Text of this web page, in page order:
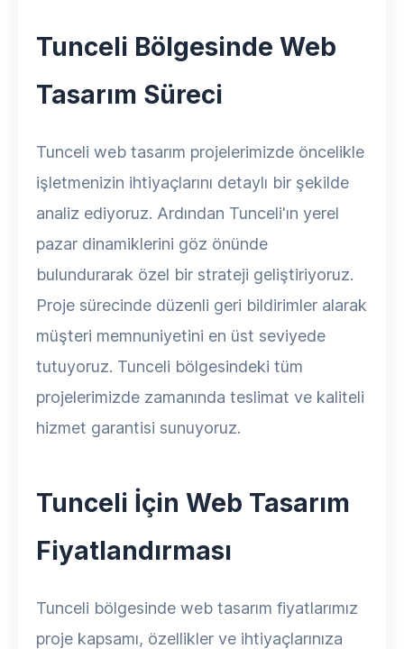
Tunceli Bölgesinde Web
Tasarım Süreci
Tunceli web tasarım projelerimizde öncelikle
işletmenizin ihtiyaçlarını detaylı bir şekilde
analiz ediyoruz. Ardından Tunceli'ın yerel
pazar dinamiklerini göz önünde
bulundurarak özel bir strateji geliştiriyoruz.
Proje sürecinde düzenli geri bildirimler alarak
müşteri memnuniyetini en üst seviyede
tutuyoruz. Tunceli bölgesindeki tüm
projelerimizde zamanında teslimat ve kaliteli
hizmet garantisi sunuyoruz.
Tunceli İçin Web Tasarım
Fiyatlandırması
Tunceli bölgesinde web tasarım fiyatlarımız
proje kapsamı, özellikler ve ihtiyaçlarınıza